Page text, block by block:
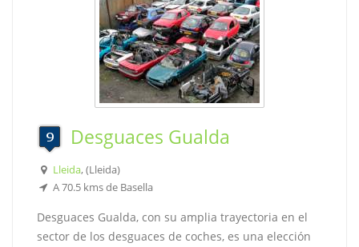
Desguaces Gualda
Lleida, (Lleida)
A 70.5 kms de Basella
Desguaces Gualda, con su amplia trayectoria en el
sector de los desguaces de coches, es una elección